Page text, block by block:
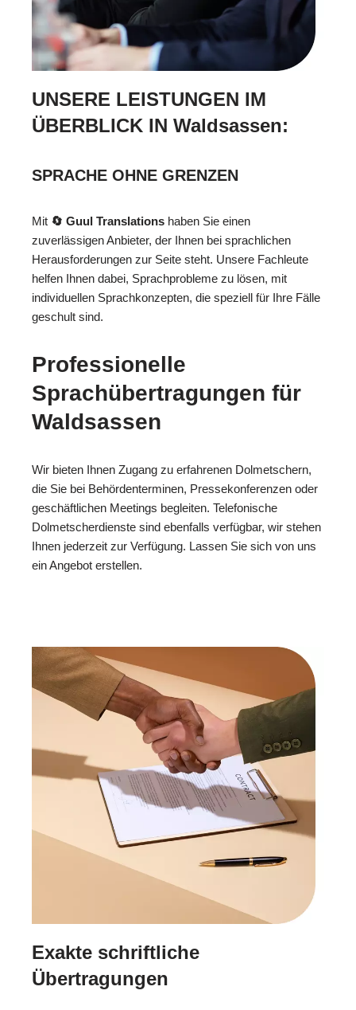
UNSERE LEISTUNGEN IM
ÜBERBLICK IN Waldsassen:
SPRACHE OHNE GRENZEN
Mit 🔄 Guul Translations haben Sie einen
zuverlässigen Anbieter, der Ihnen bei sprachlichen
Herausforderungen zur Seite steht. Unsere Fachleute
helfen Ihnen dabei, Sprachprobleme zu lösen, mit
individuellen Sprachkonzepten, die speziell für Ihre Fälle
geschult sind.
Professionelle
Sprachübertragungen für
Waldsassen
Wir bieten Ihnen Zugang zu erfahrenen Dolmetschern,
die Sie bei Behördenterminen, Pressekonferenzen oder
geschäftlichen Meetings begleiten. Telefonische
Dolmetscherdienste sind ebenfalls verfügbar, wir stehen
Ihnen jederzeit zur Verfügung. Lassen Sie sich von uns
ein Angebot erstellen.
Exakte schriftliche
Übertragungen